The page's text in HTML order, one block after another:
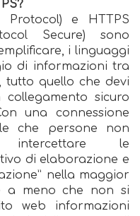
Protocol) e HTTPS
Secure) sono
i linguaggi
di informazioni tra
tutto quello che devi
sicuro
una connessione
che persone non
intercettare le
di elaborazione e
nella maggior
a meno che non si
web informazioni